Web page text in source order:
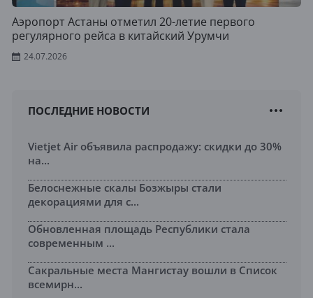
Аэропорт Астаны отметил 20-летие первого
регулярного рейса в китайский Урумчи
24.07.2026
ПОСЛЕДНИЕ НОВОСТИ
Vietjet Air объявила распродажу: скидки до 30%
на...
Белоснежные скалы Бозжыры стали
декорациями для с...
Обновленная площадь Республики стала
современным ...
Сакральные места Мангистау вошли в Список
всемирн...